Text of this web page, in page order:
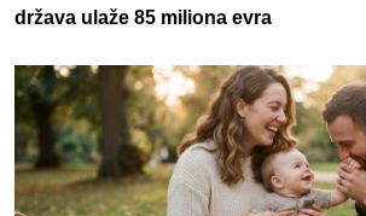
država ulaže 85 miliona evra